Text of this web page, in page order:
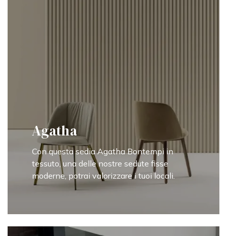
Agatha
Con questa sedia Agatha Bontempi in
tessuto, una delle nostre sedute fisse
moderne, potrai valorizzare i tuoi locali.